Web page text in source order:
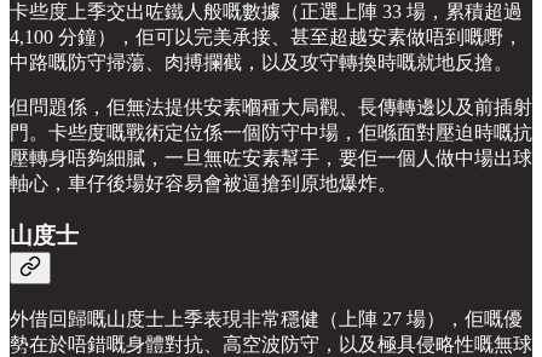
卡些度上季交出咗鐵人般嘅數據（正選上陣 33 場，累積超過
4,100 分鐘），佢可以完美承接、甚至超越安素做唔到嘅嘢，
中路嘅防守掃蕩、肉搏攔截，以及攻守轉換時嘅就地反搶。
但問題係，佢無法提供安素嗰種大局觀、長傳轉邊以及前插射
門。卡些度嘅戰術定位係一個防守中場，佢喺面對壓迫時嘅抗
壓轉身唔夠細膩，一旦無咗安素幫手，要佢一個人做中場出球
軸心，車仔後場好容易會被逼搶到原地爆炸。
山度士
外借回歸嘅山度士上季表現非常穩健（上陣 27 場），佢嘅優
勢在於唔錯嘅身體對抗、高空波防守，以及極具侵略性嘅無球